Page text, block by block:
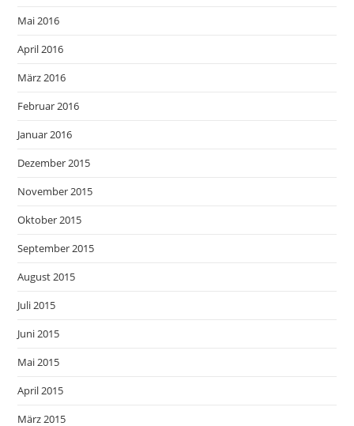
Mai 2016
April 2016
März 2016
Februar 2016
Januar 2016
Dezember 2015
November 2015
Oktober 2015
September 2015
August 2015
Juli 2015
Juni 2015
Mai 2015
April 2015
März 2015